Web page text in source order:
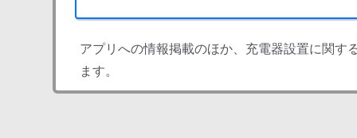
アプリへの情報掲載のほか、充電器設置に関す
ます。